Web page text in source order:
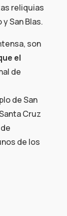
reliquias
San Blas.
son
el
de
de San
Cruz
de los